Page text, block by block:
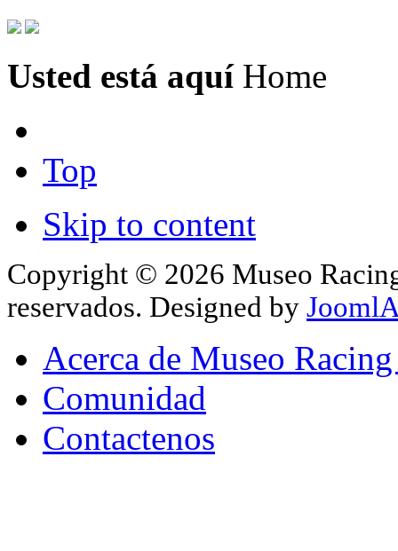
Usted está aquí Home
Top
Skip to content
Copyright © 2026 Museo
reservados. Designed by
Acerca de Museo
Comunidad
Contactenos